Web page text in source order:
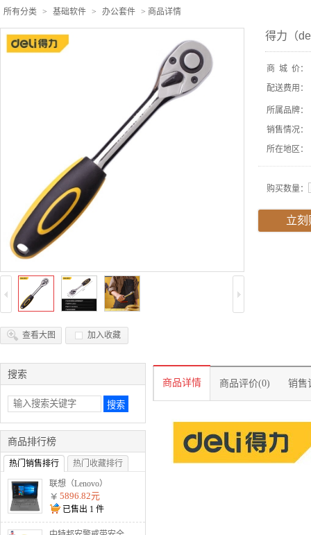
所有分类 > 基础软件 > 办公套件 > 商品详情
查看大图 加入收藏
得力（
商 城 价：
配送费用：
所属品牌：
销售情况：
所在地区：
购买数量：
立刻
搜索
商品排行榜
热门销售排行 热门收藏排行
联想（Lenovo）
V330-14 I5-8250U
8G 1T 2G独显 无光
驱 W10 灰
5896.82元
已售出 1 件
商品详情 商品评价(0) 销售